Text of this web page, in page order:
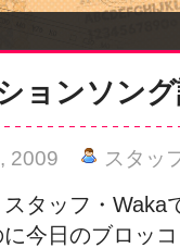
ョンソング
2009 スタッ
タッフ・Waka
今日のブロッ